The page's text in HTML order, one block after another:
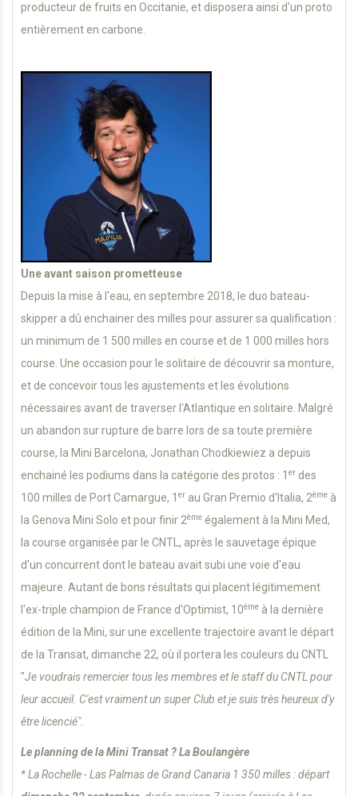
producteur de fruits en Occitanie, et disposera ainsi d'un proto
entièrement en carbone.
Une avant saison prometteuse
Depuis la mise à l'eau, en septembre 2018, le duo bateau-
skipper a dû enchainer des milles pour assurer sa qualification :
un minimum de 1 500 milles en course et de 1 000 milles hors
course. Une occasion pour le solitaire de découvrir sa monture,
et de concevoir tous les ajustements et les évolutions
nécessaires avant de traverser l'Atlantique en solitaire. Malgré
un abandon sur rupture de barre lors de sa toute première
course, la Mini Barcelona, Jonathan Chodkiewiez a depuis
enchainé les podiums dans la catégorie des protos : 1 er des
100 milles de Port Camargue, 1 er au Gran Premio d'Italia, 2ème à
la Genova Mini Solo et pour finir 2ème également à la Mini Med,
la course organisée par le CNTL, après le sauvetage épique
d'un concurrent dont le bateau avait subi une voie d'eau
majeure. Autant de bons résultats qui placent légitimement
l'ex-triple champion de France d'Optimist, 10éme à la dernière
édition de la Mini, sur une excellente trajectoire avant le départ
de la Transat, dimanche 22, où il portera les couleurs du CNTL
"Je voudrais remercier tous les membres et le staff du CNTL pour
leur accueil. C'est vraiment un super Club et je suis très heureux d'y
être licencié".
Le planning de la Mini Transat ? La Boulangère
* La Rochelle - Las Palmas de Grand Canaria 1 350 milles : départ